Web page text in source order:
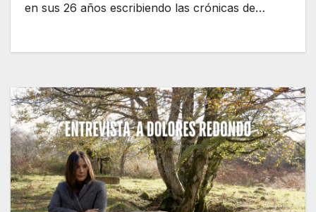
en sus 26 años escribiendo las crónicas de…